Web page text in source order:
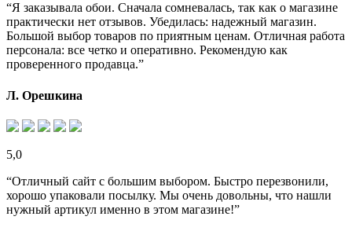
“Я заказывала обои. Сначала сомневалась, так как о магазине
практически нет отзывов. Убедилась: надежный магазин.
Большой выбор товаров по приятным ценам. Отличная работа
персонала: все четко и оперативно. Рекомендую как
проверенного продавца.”
Л. Орешкина
5,0
“Отличный сайт с большим выбором. Быстро перезвонили,
хорошо упаковали посылку. Мы очень довольны, что нашли
нужный артикул именно в этом магазине!”